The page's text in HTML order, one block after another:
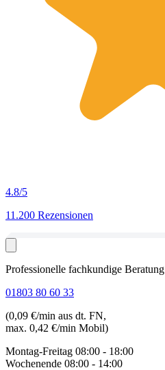
4.8/5
11.200 Rezensionen
Professionelle fachkundige Beratung
01803 80 60 33
(0,09 €/min aus dt. FN,
max. 0,42 €/min Mobil)
Montag-Freitag 08:00 - 18:00
Wochenende 08:00 - 14:00